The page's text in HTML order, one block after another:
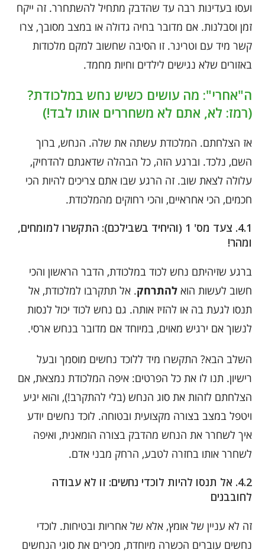
ועסו בעדינות רבה עד שהדבק מתחיל להשתחרר. זה ייקח
זמן וסבלנות. אם מדובר בחיה גדולה או במצב מסובך, צרו
קשר מיד עם וטרינר. זו הסיבה שחשוב למקם מלכודות
באזורים שלא נגישים לילדים וחיות מחמד.
ה"אחרי": מה עושים כשיש נחש במלכודת?
(רמז: לא, אתם לא משחררים אותו לבד!)
אז הצלחתם. המלכודת עשתה את שלה. הנחש, ברוך
השם, נלכד. וברגע הזה, כל הבהלה שדאגתם להדחיק,
עלולה לצאת שוב. זה הרגע שבו אתם צריכים להיות הכי
חכמים, הכי אחראיים, והכי רחוקים מהמלכודת.
4.1. צעד מס' 1 (והיחיד בשבילכם): התקשרו למומחים,
ומהר!
ברגע שזיהיתם נחש לכוד במלכודת, הדבר הראשון והכי
חשוב לעשות הואלהתרחק. אל תתקרבו למלכודת, אל
תנסו לגעת בה או להזיז אותה. גם נחש לכוד יכול לנסות
לנשוך אם ירגיש מאוים, במיוחד אם מדובר בנחש ארסי.
השלב הבא? התקשרו מיד ללוכד נחשים מוסמך ובעל
רישיון. תנו לו את כל הפרטים: איפה המלכודת נמצאת, אם
הצלחתם לזהות את סוג הנחש (בלי להתקרב!), והוא יגיע
ויטפל במצב בצורה מקצועית ובטוחה. לוכד נחשים יודע
איך לשחרר את הנחש מהדבק בצורה הומאנית, ואיפה
לשחרר אותו בחזרה לטבע, הרחק מבני אדם.
4.2. אל תנסו להיות לוכדי נחשים: זו לא עבודה
לחובבנים
זה לא עניין של אומץ, אלא של אחריות ובטיחות. לוכדי
נחשים עוברים הכשרה מיוחדת, מכירים את סוגי הנחשים